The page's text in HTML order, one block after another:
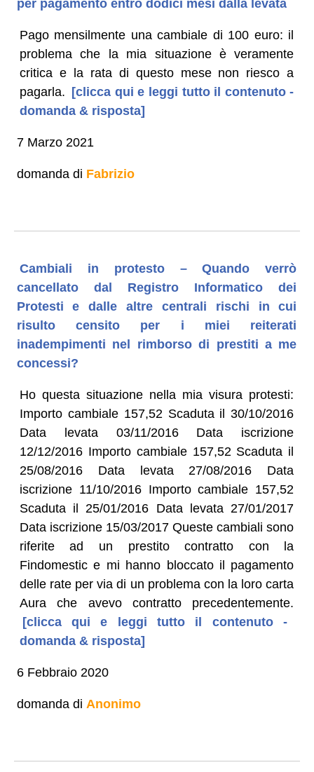
per pagamento entro dodici mesi dalla levata
Pago mensilmente una cambiale di 100 euro: il
problema che la mia situazione è veramente
critica e la rata di questo mese non riesco a
pagarla. [clicca qui e leggi tutto il contenuto -
domanda & risposta]
7 Marzo 2021
domanda di Fabrizio
Cambiali in protesto – Quando verrò
cancellato dal Registro Informatico dei
Protesti e dalle altre centrali rischi in cui
risulto censito per i miei reiterati
inadempimenti nel rimborso di prestiti a me
concessi?
Ho questa situazione nella mia visura protesti:
Importo cambiale 157,52 Scaduta il 30/10/2016
Data levata 03/11/2016 Data iscrizione
12/12/2016 Importo cambiale 157,52 Scaduta il
25/08/2016 Data levata 27/08/2016 Data
iscrizione 11/10/2016 Importo cambiale 157,52
Scaduta il 25/01/2016 Data levata 27/01/2017
Data iscrizione 15/03/2017 Queste cambiali sono
riferite ad un prestito contratto con la
Findomestic e mi hanno bloccato il pagamento
delle rate per via di un problema con la loro carta
Aura che avevo contratto precedentemente.
[clicca qui e leggi tutto il contenuto -
domanda & risposta]
6 Febbraio 2020
domanda di Anonimo